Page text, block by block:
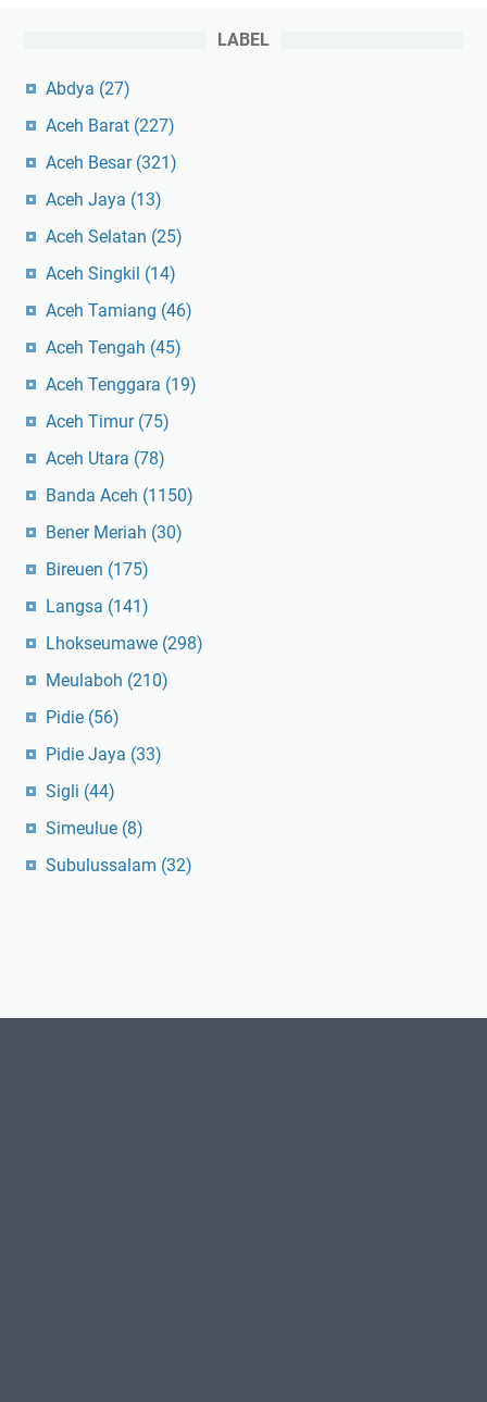
LABEL
Abdya (27)
Aceh Barat (227)
Aceh Besar (321)
Aceh Jaya (13)
Aceh Selatan (25)
Aceh Singkil (14)
Aceh Tamiang (46)
Aceh Tengah (45)
Aceh Tenggara (19)
Aceh Timur (75)
Aceh Utara (78)
Banda Aceh (1150)
Bener Meriah (30)
Bireuen (175)
Langsa (141)
Lhokseumawe (298)
Meulaboh (210)
Pidie (56)
Pidie Jaya (33)
Sigli (44)
Simeulue (8)
Subulussalam (32)